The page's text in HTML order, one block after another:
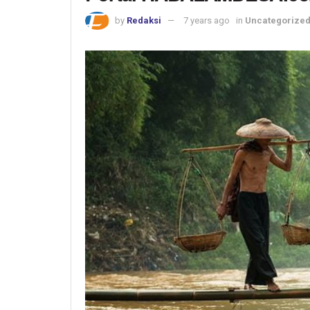
by Redaksi 7 years ago in Uncategorized